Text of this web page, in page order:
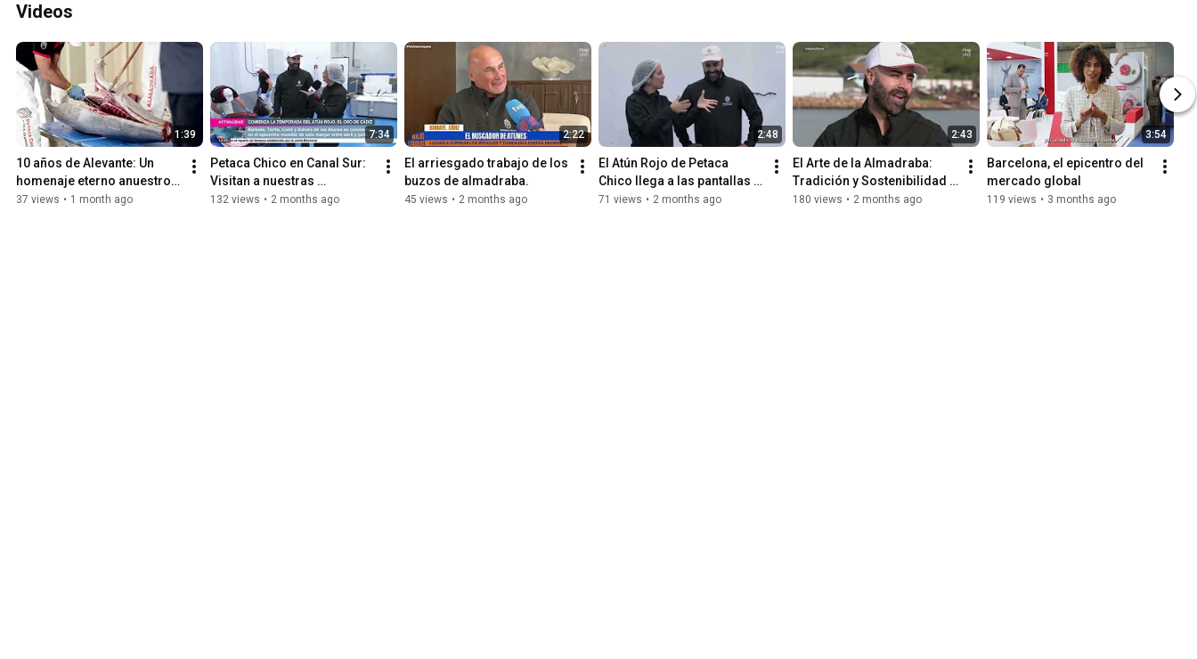
Videos
1:39
10 años de Alevante: Un
homenaje eterno anuestro
Atún Rojo Salvaje de
37 views • 1 month ago
7:34
Petaca Chico en Canal Sur:
Visitan a nuestras
instalaciones 📺🐟
132 views • 2 months ago
2:22
El arriesgado trabajo de los
buzos de almadraba.
45 views • 2 months ago
2:48
El Atún Rojo de Petaca
Chico llega a las pantallas
de @rtve 📺🐟
71 views • 2 months ago
2:43
El Arte de la Almadraba:
Tradición y Sostenibilidad
con Petaca Chico |
180 views • 2 months ago
3:54
Barcelona, el epicentro del
mercado global
119 views • 3 months ago